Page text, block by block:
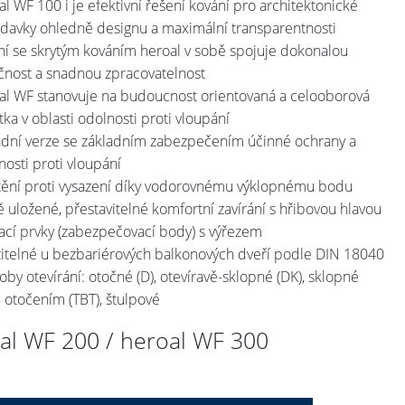
WF 100 i je efektivní řešení kování pro architektonické
ohledně designu a maximální transparentnosti
se skrytým kováním heroal v sobě spojuje dokonalou
a snadnou zpracovatelnost
WF stanovuje na budoucnost orientovaná a celooborová
v oblasti odolnosti proti vloupání
verze se základním zabezpečením účinné ochrany a
proti vloupání
proti vysazení díky vodorovnému výklopnému bodu
uložené, přestavitelné komfortní zavírání s hřibovou hlavou
prvky (zabezpečovací body) s výřezem
u bezbariérových balkonových dveří podle DIN 18040
otevírání: otočné (D), otevíravě-sklopné (DK), sklopné
(TBT), štulpové
WF 200 / heroal WF 300